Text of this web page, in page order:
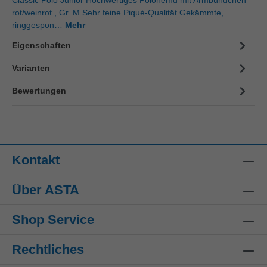
rot/weinrot , Gr. M Sehr feine Piqué-Qualität Gekämmte,
ringgespon… Mehr
Eigenschaften
Varianten
Bewertungen
Kontakt
Über ASTA
Shop Service
Rechtliches